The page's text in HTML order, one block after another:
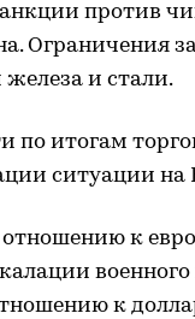
против
Ограничения
и стали.
по итогам
ситуации
к
к